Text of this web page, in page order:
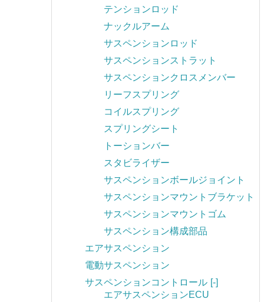
テンションロッド
ナックルアーム
サスペンションロッド
サスペンションストラット
サスペンションクロスメンバー
リーフスプリング
コイルスプリング
スプリングシート
トーションバー
スタビライザー
サスペンションボールジョイント
サスペンションマウントブラケット
サスペンションマウントゴム
サスペンション構成部品
エアサスペンション
電動サスペンション
サスペンションコントロール [-]
エアサスペンションECU